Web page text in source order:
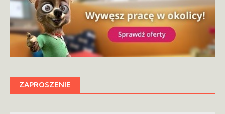
ZAPROSZENIE